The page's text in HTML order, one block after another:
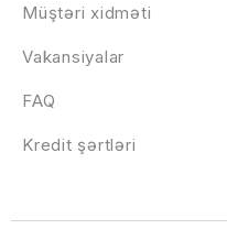
Müştəri xidməti
Vakansiyalar
FAQ
Kredit şərtləri